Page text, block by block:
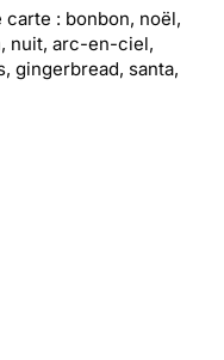
: bonbon, noël,
nuit, arc-en-ciel,
gingerbread, santa,